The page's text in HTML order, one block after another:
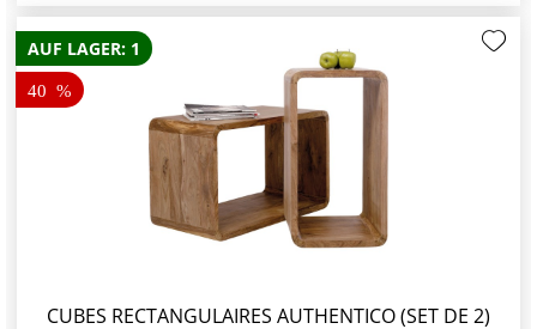
AUF LAGER: 1
40
CUBES RECTANGULAIRES AUTHENTICO (SET DE 2)